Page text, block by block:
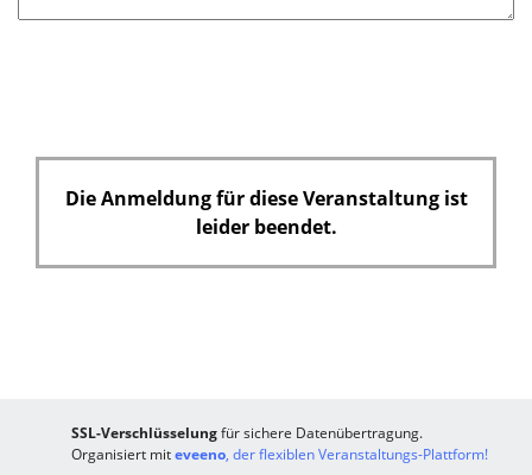
Die Anmeldung für diese Veranstaltung ist
leider beendet.
SSL-Verschlüsselungfür sichere Datenübertragung.
Organisiert miteveeno, der flexiblen Veranstaltungs-Plattform!